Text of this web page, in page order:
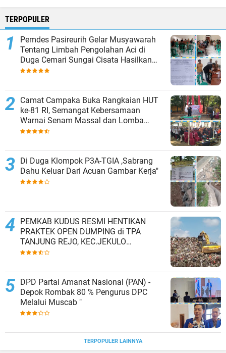
TERPOPULER
Pemdes Pasireurih Gelar Musyawarah
Tentang Limbah Pengolahan Aci di
Duga Cemari Sungai Cisata Hasilkan
Kesepakatan Tutup Sementara
Camat Campaka Buka Rangkaian HUT
ke-81 RI, Semangat Kebersamaan
Warnai Senam Massal dan Lomba
Karaoke Perangkat Desa
Di Duga Klompok P3A-TGIA ,Sabrang
Dahu Keluar Dari Acuan Gambar Kerja"
PEMKAB KUDUS RESMI HENTIKAN
PRAKTEK OPEN DUMPING di TPA
TANJUNG REJO, KEC.JEKULO
KAB.KUDUS,BERLAKUKAN SISTEM
DPD Partai Amanat Nasional (PAN) -
Depok Rombak 80 % Pengurus DPC
Melalui Muscab "
TERPOPULER LAINNYA